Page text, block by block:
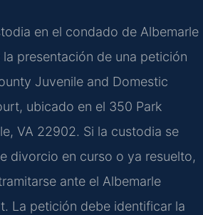
en el condado de Albemarle
presentación de una petición
Juvenile and Domestic
ubicado en el 350 Park
VA 22902. Si la custodia se
divorcio en curso o ya resuelto,
ante el Albemarle
La petición debe identificar la